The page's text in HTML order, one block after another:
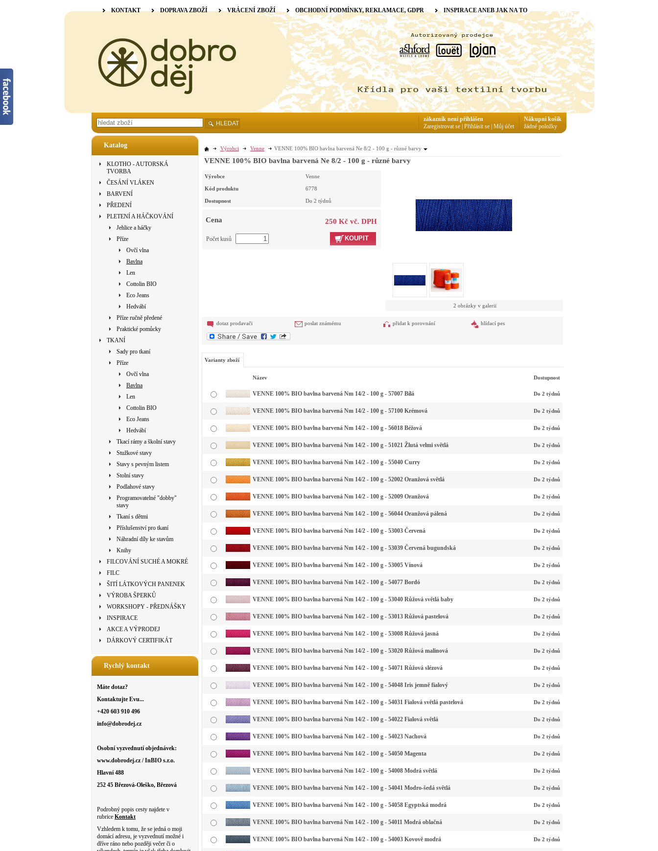
Katalog
KLOTHO - AUTORSKÁ
TVORBA
ČESÁNÍ VLÁKEN
BARVENÍ
PŘEDENÍ
PLETENÍ A HÁČKOVÁNÍ
Jehlice a háčky
Příze
Ovčí vlna
Bavlna
Len
Cottolin BIO
Eco Jeans
Hedvábí
Příze ručně předené
Praktické pomůcky
TKANÍ
Sady pro tkaní
Příze
Ovčí vlna
Bavlna
Len
Cottolin BIO
Eco Jeans
Hedvábí
Tkací rámy a školní stavy
Stužkové stavy
Stavy s pevným listem
Stolní stavy
Podlahové stavy
Programovatelné "dobby"
stavy
Tkaní s dětmi
Příslušenství pro tkaní
Náhradní díly ke stavům
Knihy
FILCOVÁNÍ SUCHÉ A MOKRÉ
FILC
ŠITÍ LÁTKOVÝCH PANENEK
VÝROBA ŠPERKŮ
WORKSHOPY - PŘEDNÁŠKY
INSPIRACE
AKCE A VÝPRODEJ
DÁRKOVÝ CERTIFIKÁT
Rychlý kontakt
Máte dotaz?
Kontaktujte Evu...
+420 603 910 496
info@dobrodej.cz
Osobní vyzvednutí objednávek:
www.dobrodej.cz / InBIO s.r.o.
Hlavní 488
252 45 Březová-Oleško, Březová
Podrobný popis cesty najdete v
rubrice Kontakt
Vzhledem k tomu, že se jedná o moji
domácí adresu, je vyzvednutí možné i
dříve ráno nebo později večer či o
Výrobci Venne VENNE 100% BIO bavlna barvená Ne 8/2 - 100 g - různé barvy
VENNE 100% BIO bavlna barvená Ne 8/2 - 100 g - různé barvy
Výrobce Venne
Kód produktu 6778
Dostupnost Do 2 týdnů
Cena 250 Kč vč. DPH
KOUPIT
Počet kusů
2 obrázky v galerii
dotaz prodavači poslat známému přidat k porovnání hlídací pes
Varianty zboží
Název Dostupnost
VENNE 100% BIO bavlna barvená Nm 14/2 - 100 g - 57007 Bílá Do 2 týdnů
VENNE 100% BIO bavlna barvená Nm 14/2 - 100 g - 57100 Krémová Do 2 týdnů
VENNE 100% BIO bavlna barvená Nm 14/2 - 100 g - 56018 Béžová Do 2 týdnů
VENNE 100% BIO bavlna barvená Nm 14/2 - 100 g - 51021 Žlutá velmi světlá Do 2 týdnů
VENNE 100% BIO bavlna barvená Nm 14/2 - 100 g - 55040 Curry Do 2 týdnů
VENNE 100% BIO bavlna barvená Nm 14/2 - 100 g - 52002 Oranžová světlá Do 2 týdnů
VENNE 100% BIO bavlna barvená Nm 14/2 - 100 g - 52009 Oranžová Do 2 týdnů
VENNE 100% BIO bavlna barvená Nm 14/2 - 100 g - 56044 Oranžová pálená Do 2 týdnů
VENNE 100% BIO bavlna barvená Nm 14/2 - 100 g - 53003 Červená Do 2 týdnů
VENNE 100% BIO bavlna barvená Nm 14/2 - 100 g - 53039 Červená bugundská Do 2 týdnů
VENNE 100% BIO bavlna barvená Nm 14/2 - 100 g - 53005 Vínová Do 2 týdnů
VENNE 100% BIO bavlna barvená Nm 14/2 - 100 g - 54077 Bordó Do 2 týdnů
VENNE 100% BIO bavlna barvená Nm 14/2 - 100 g - 53040 Růžová světlá baby Do 2 týdnů
VENNE 100% BIO bavlna barvená Nm 14/2 - 100 g - 53013 Růžová pastelová Do 2 týdnů
VENNE 100% BIO bavlna barvená Nm 14/2 - 100 g - 53008 Růžová jasná Do 2 týdnů
VENNE 100% BIO bavlna barvená Nm 14/2 - 100 g - 53020 Růžová malinová Do 2 týdnů
VENNE 100% BIO bavlna barvená Nm 14/2 - 100 g - 54071 Růžová slézová Do 2 týdnů
VENNE 100% BIO bavlna barvená Nm 14/2 - 100 g - 54048 Iris jemně fialový Do 2 týdnů
VENNE 100% BIO bavlna barvená Nm 14/2 - 100 g - 54031 Fialová světlá pastelová Do 2 týdnů
VENNE 100% BIO bavlna barvená Nm 14/2 - 100 g - 54022 Fialová světlá Do 2 týdnů
VENNE 100% BIO bavlna barvená Nm 14/2 - 100 g - 54023 Nachová Do 2 týdnů
VENNE 100% BIO bavlna barvená Nm 14/2 - 100 g - 54050 Magenta Do 2 týdnů
VENNE 100% BIO bavlna barvená Nm 14/2 - 100 g - 54008 Modrá světlá Do 2 týdnů
VENNE 100% BIO bavlna barvená Nm 14/2 - 100 g - 54041 Modro-šedá světlá Do 2 týdnů
VENNE 100% BIO bavlna barvená Nm 14/2 - 100 g - 54058 Egyptská modrá Do 2 týdnů
VENNE 100% BIO bavlna barvená Nm 14/2 - 100 g - 54011 Modrá oblačná Do 2 týdnů
VENNE 100% BIO bavlna barvená Nm 14/2 - 100 g - 54003 Kovově modrá Do 2 týdnů
KONTAKT DOPRAVA ZBOŽÍ VRÁCENÍ ZBOŽÍ OBCHODNÍ PODMÍNKY, REKLAMACE, GDPR INSPIRACE ANEB JAK NA TO
HLEDAT
Nákupní košík
žádné položky
zákazník není přihlášen
Zaregistrovat se Přihlásit se Můj účet